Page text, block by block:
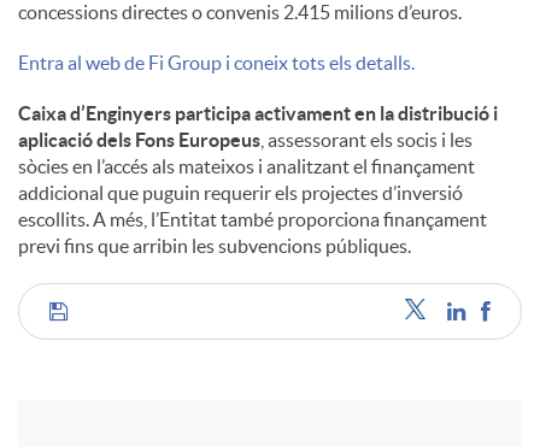
concessions directes o convenis 2.415 milions d’euros.
Entra al web de Fi Group i coneix tots els detalls.
Caixa d’Enginyers participa activament en la distribució i
aplicació dels Fons Europeus , assessorant els socis i les
sòcies en l’accés als mateixos i analitzant el finançament
addicional que puguin requerir els projectes d’inversió
escollits. A més, l’Entitat també proporciona finançament
previ fins que arribin les subvencions públiques.
C